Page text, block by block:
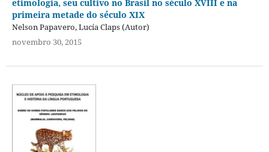
etimologia, seu cultivo no Brasil no século XVIII e na
primeira metade do século XIX
Nelson Papavero, Lucía Claps (Autor)
novembro 30, 2015